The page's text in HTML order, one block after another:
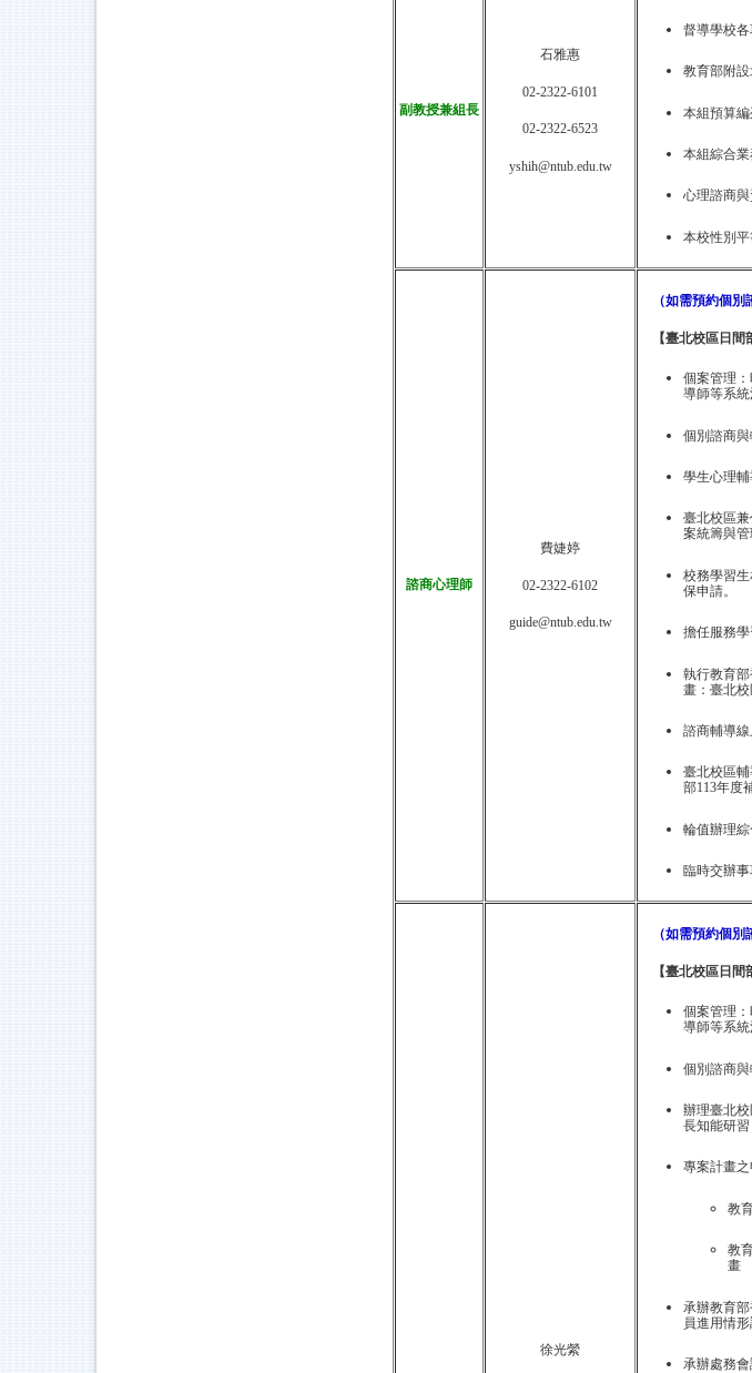
副教授兼組長
石雅惠
02-2322-6101
02-2322-6523
yshih@ntub.edu.tw
督導學校各
教育部附設
本組預算編
本組綜合業
心理諮商與
本校性別平
諮商心理師
費婕婷
02-2322-6102
guide@ntub.edu.tw
（如需預約個別
【臺北校區日間
個案管理
導師等系統
個別諮商與
學生心理輔
臺北校區
案統籌與管
校務學習
保申請。
擔任服務學
執行教育
畫：臺北校
諮商輔導線
臺北校區
部113年度
輪值辦理綜
臨時交辦事
徐光縈
（如需預約個別
【臺北校區日間
個案管理
導師等系統
個別諮商與
辦理臺北
長知能研習
專案計畫之
教
教
畫
承辦教育
員進用情形
承辦處務會